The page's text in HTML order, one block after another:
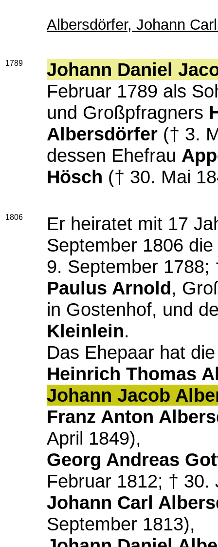
Albersdörfer, Johann
1789
Johann Daniel
Februar 1789 als
und Großpfragners
Albersdörfer († 3.
dessen Ehefrau
Hösch († 30. Mai
1806
Er heiratet mit 17
September 1806 die
9. September 1788;
Paulus Arnold,
in Gostenhof, und
Kleinlein.
Das Ehepaar hat
Heinrich Thomas
Johann Jacob
Franz Anton
April 1849),
Georg Andreas
Februar 1812; † 30.
Johann Carl
September 1813),